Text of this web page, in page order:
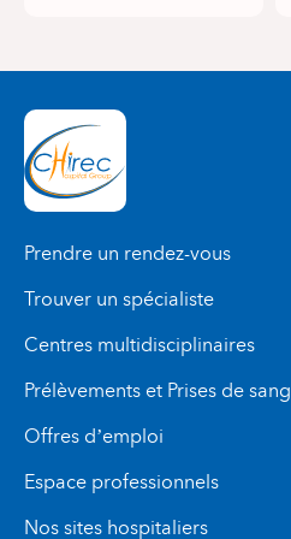
Prendre un rendez-vous
Trouver un spécialiste
Centres multidisciplinaires
Prélèvements et Prises de sang
Offres d’emploi
Espace professionnels
Nos sites hospitaliers